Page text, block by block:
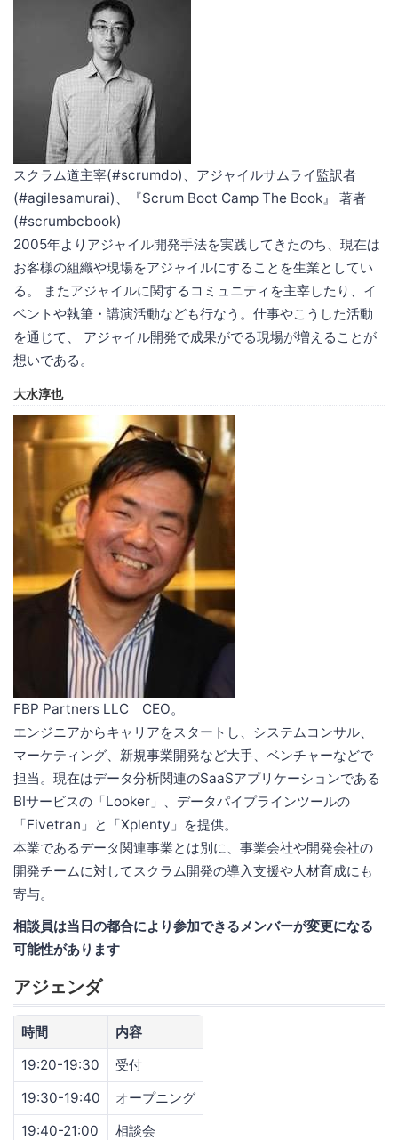
スクラム道主宰(#scrumdo)、アジャイルサムライ監訳者
(#agilesamurai)、『Scrum Boot Camp The Book』 著者
(#scrumbcbook)
2005年よりアジャイル開発手法を実践してきたのち、現在は
お客様の組織や現場をアジャイルにすることを生業としてい
る。 またアジャイルに関するコミュニティを主宰したり、イ
ベントや執筆・講演活動なども行なう。仕事やこうした活動
を通じて、 アジャイル開発で成果がでる現場が増えることが
想いである。
大水淳也
FBP Partners LLC CEO。
エンジニアからキャリアをスタートし、システムコンサル、
マーケティング、新規事業開発など大手、ベンチャーなどで
担当。現在はデータ分析関連のSaaSアプリケーションである
BIサービスの「Looker」、データパイプラインツールの
「Fivetran」と「Xplenty」を提供。
本業であるデータ関連事業とは別に、事業会社や開発会社の
開発チームに対してスクラム開発の導入支援や人材育成にも
寄与。
相談員は当日の都合により参加できるメンバーが変更になる
可能性があります
アジェンダ
時間
内容
19:20-19:30
受付
19:30-19:40
オープニング
19:40-21:00
相談会